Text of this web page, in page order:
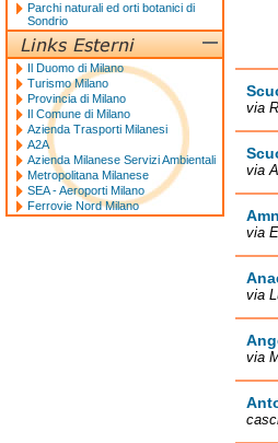
via
via
via
via
via
Parchi naturali ed orti botanici di
Sondrio
Il Duomo di Milano
Turismo Milano
Provincia di Milano
Il Comune di Milano
Azienda Trasporti Milanesi
A2A
Azienda Milanese Servizi Ambientali
Metropolitana Milanese
SEA - Aeroporti Milano
Ferrovie Nord Milano